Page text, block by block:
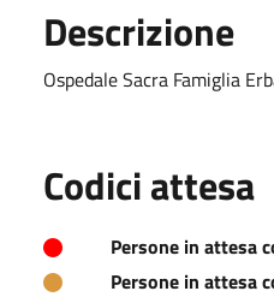
Descrizione
Ospedale Sacra Famiglia
Codici attesa
Persone in attesa
Persone in attesa